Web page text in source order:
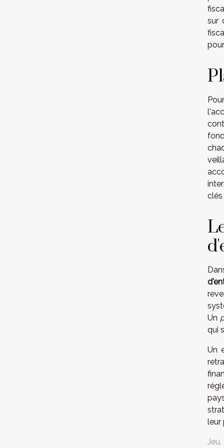
sur
clés
Un
qui
Un
leur
Jeu.